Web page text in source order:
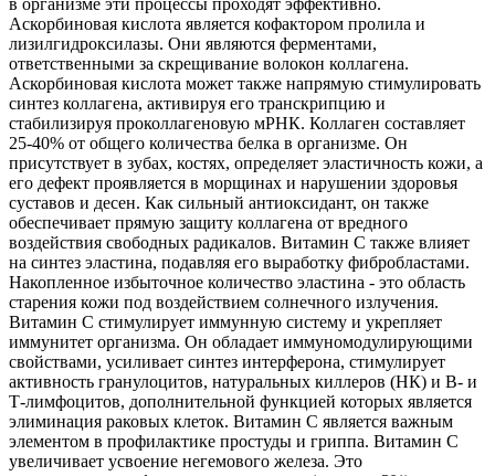
Аскорбиновая кислота является кофактором пролила и
лизилгидроксилазы. Они являются ферментами,
ответственными за скрещивание волокон коллагена.
Аскорбиновая кислота может также напрямую стимулировать
синтез коллагена, активируя его транскрипцию и
стабилизируя проколлагеновую мРНК. Коллаген составляет
25-40% от общего количества белка в организме. Он
присутствует в зубах, костях, определяет эластичность кожи, а
его дефект проявляется в морщинах и нарушении здоровья
суставов и десен. Как сильный антиоксидант, он также
обеспечивает прямую защиту коллагена от вредного
воздействия свободных радикалов. Витамин С также влияет
на синтез эластина, подавляя его выработку фибробластами.
Накопленное избыточное количество эластина - это область
старения кожи под воздействием солнечного излучения.
Витамин С стимулирует иммунную систему и укрепляет
иммунитет организма. Он обладает иммуномодулирующими
свойствами, усиливает синтез интерферона, стимулирует
активность гранулоцитов, натуральных киллеров (НК) и В- и
Т-лимфоцитов, дополнительной функцией которых является
элиминация раковых клеток. Витамин С является важным
элементом в профилактике простуды и гриппа. Витамин С
увеличивает усвоение негемового железа. Это